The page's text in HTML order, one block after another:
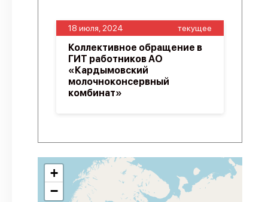
18 июля, 2024 текущее
Коллективное обращение в
ГИТ работников АО
«Кардымовский
молочноконсервный
комбинат»
+
−